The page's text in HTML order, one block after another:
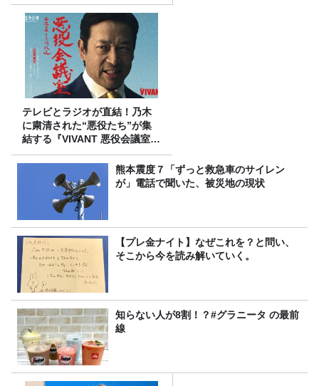
テレビとラジオが直結！乃木
に粛清された“悪役たち”が集
結する『VIVANT 悪役会議室』
7/26(日)23時スタート！
熊本震度７「ずっと救急車のサイレン
が」電話で聞いた、被災地の現状
【プレ金ナイト】なぜこれを？と問い、
そこから今を読み解いていく。
知らない人が8割！？#グラニータ の最前
線